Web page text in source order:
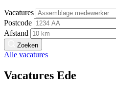
Vacatures
Postcode
Afstand
Zoeken
Alle vacatures
Vacatures Ede